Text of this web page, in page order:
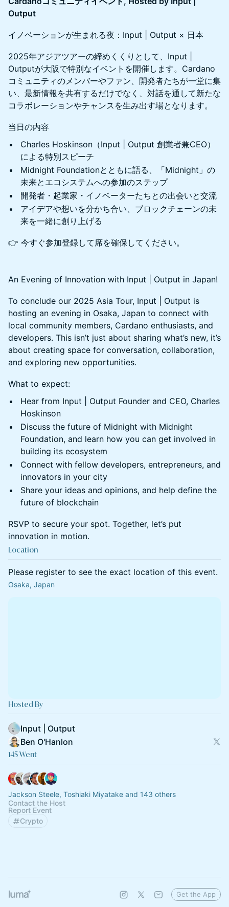
Output
イノベーションが生まれる夜：Input | Output × 日本
2025年アジアツアーの締めくくりとして、Input |
Outputが大阪で特別なイベントを開催します。Cardano
コミュニティのメンバーやファン、開発者たちが一堂に集
い、最新情報を共有するだけでなく、対話を通して新たな
コラボレーションやチャンスを生み出す場となります。
当日の内容
Charles Hoskinson（Input | Output 創業者兼CEO）
による特別スピーチ
Midnight Foundationとともに語る、「Midnight」の
未来とエコシステムへの参加のステップ
開発者・起業家・イノベーターたちとの出会いと交流
アイデアや想いを分かち合い、ブロックチェーンの未
来を一緒に創り上げる
👉 今すぐ参加登録して席を確保してください。
An Evening of Innovation with Input | Output in Japan!
To conclude our 2025 Asia Tour, Input | Output is
hosting an evening in Osaka, Japan to connect with
local community members, Cardano enthusiasts, and
developers. This isn’t just about sharing what’s new, it’s
about creating space for conversation, collaboration,
and exploring new opportunities.
What to expect:
Hear from Input | Output Founder and CEO, Charles
Hoskinson
Discuss the future of Midnight with Midnight
Foundation, and learn how you can get involved in
building its ecosystem
Connect with fellow developers, entrepreneurs, and
innovators in your city
Share your ideas and opinions, and help define the
future of blockchain
RSVP to secure your spot. Together, let’s put
innovation in motion.
Location
Please register to see the exact location of this event.
Osaka, Japan
Hosted By
Input | Output
Ben O'Hanlon
145 Went
Jackson Steele, Toshiaki Miyatake and 143 others
Contact the Host
Report Event
Crypto
Get the App